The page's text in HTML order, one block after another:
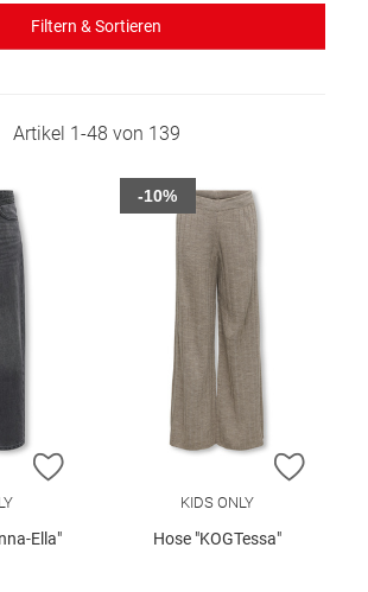
Filtern & Sortieren
Artikel 1-48 von 139
ZUR WUNSCHLISTE HINZUFÜGEN
Ella"
ZUR
KIDS ONLY
Hose "KOGTessa"
-10%